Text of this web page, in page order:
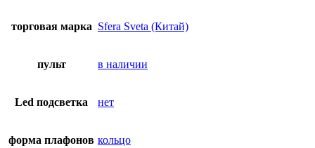
торговая марка Sfera Sveta (Китай)
пульт в наличии
Led подсветка нет
форма плафонов кольцо